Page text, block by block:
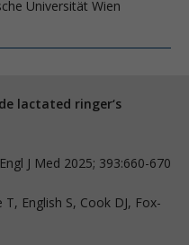
Universität Wien
lactated ringer‘s
J Med 2025; 393:660-670
English S, Cook DJ, Fox-